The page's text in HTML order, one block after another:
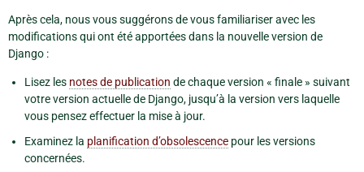
Après cela, nous vous suggérons de vous familiariser avec les
modifications qui ont été apportées dans la nouvelle version de
Django :
Lisez les notes de publication de chaque version « finale » suivant
votre version actuelle de Django, jusqu’à la version vers laquelle
vous pensez effectuer la mise à jour.
Examinez la planification d’obsolescence pour les versions
concernées.